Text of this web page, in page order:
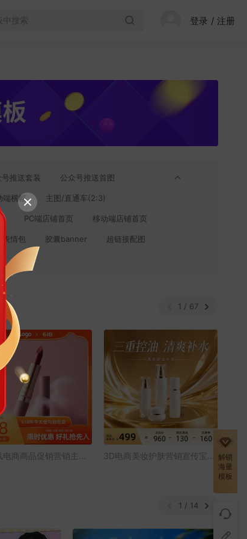
登录 / 注册
号推送套装 公众号推送首图
端横幅 主图/直通车(2:3)
PC端店铺首页 移动端店铺首页
表情包 胶囊banner 超链接配图
1 / 67
1 / 14
解锁
海量
模板